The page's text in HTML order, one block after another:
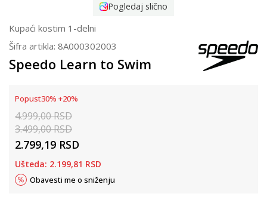
Pogledaj slično
Kupaći kostim 1-delni
Šifra artikla: 8A000302003
Speedo Learn to Swim
Popust30% +20%
4.999,00RSD
3.499,00RSD
2.799,19 RSD
Ušteda: 2.199,81 RSD
Obavesti me o sniženju